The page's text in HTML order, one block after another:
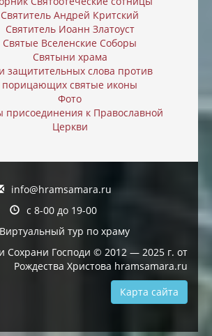
Святитель Андрей Критский
Святитель Иоанн Златоуст
Святые Вселенские Соборы
Святыни храма
защитительных слова против
порицающих святые иконы
Фото
присоединения к Православной
Церкви
info@hramsamara.ru
с 8-00 до 19-00
Виртуальный тур по храму
Сохрани Господи © 2012 — 2025 г. от
Рождества Христова hramsamara.ru
Карта сайта